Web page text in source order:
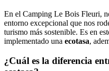
En el Camping Le Bois Fleuri,
entorno excepcional que nos
turismo más sostenible. Es en
implementado una ecotasa,
¿Cuál es la diferencia